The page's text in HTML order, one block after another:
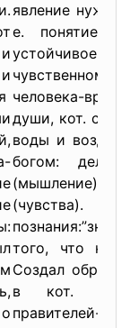
явление нужно
е. понятие:
чувственному
человека-
души, кот.
воды и
богом:
(мышление)
(чувства).
познания:”зн-
того, что
Создал образ
в кот. 3